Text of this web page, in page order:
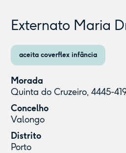
Externato Maria
aceita coverflex infância
Morada
Quinta do Cruzeiro, 4445-
Concelho
Valongo
Distrito
Porto